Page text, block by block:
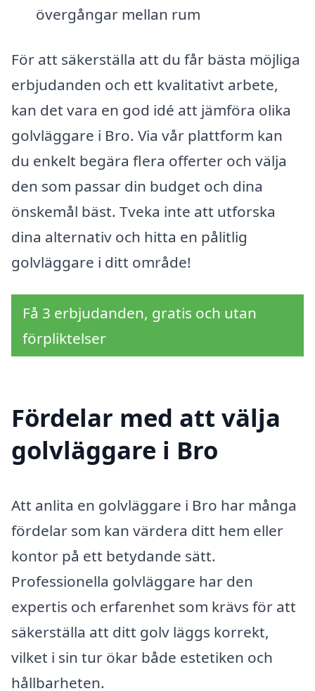
övergångar mellan rum
För att säkerställa att du får bästa möjliga
erbjudanden och ett kvalitativt arbete,
kan det vara en god idé att jämföra olika
golvläggare i Bro. Via vår plattform kan
du enkelt begära flera offerter och välja
den som passar din budget och dina
önskemål bäst. Tveka inte att utforska
dina alternativ och hitta en pålitlig
golvläggare i ditt område!
Få 3 erbjudanden, gratis och utan
förpliktelser
Fördelar med att välja
golvläggare i Bro
Att anlita en golvläggare i Bro har många
fördelar som kan värdera ditt hem eller
kontor på ett betydande sätt.
Professionella golvläggare har den
expertis och erfarenhet som krävs för att
säkerställa att ditt golv läggs korrekt,
vilket i sin tur ökar både estetiken och
hållbarheten.